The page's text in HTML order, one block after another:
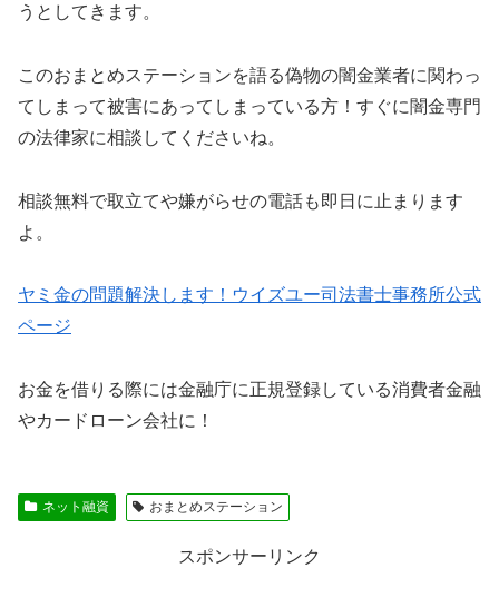
うとしてきます。
このおまとめステーションを語る偽物の闇金業者に関わっ
てしまって被害にあってしまっている方！すぐに闇金専門
の法律家に相談してくださいね。
相談無料で取立てや嫌がらせの電話も即日に止まります
よ。
ヤミ金の問題解決します！ウイズユー司法書士事務所公式
ページ
お金を借りる際には金融庁に正規登録している消費者金融
やカードローン会社に！
ネット融資 おまとめステーション
スポンサーリンク